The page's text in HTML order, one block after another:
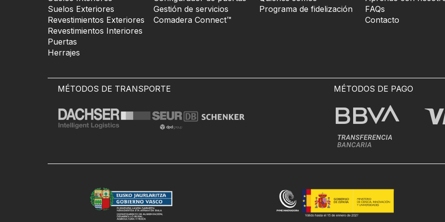
Suelos Exteriores
Revestimientos Exteriores
Revestimientos Interiores
Puertas
Herrajes
Gestión de servicios
Comadera Connect™
Programa de fidelización
FAQs
Contacto
MÉTODOS DE TRANSPORTE MÉTODOS DE PAGO